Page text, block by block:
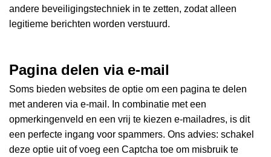
andere beveiligingstechniek in te zetten, zodat alleen
legitieme berichten worden verstuurd.
Pagina delen via e-mail
Soms bieden websites de optie om een pagina te delen
met anderen via e-mail. In combinatie met een
opmerkingenveld en een vrij te kiezen e-mailadres, is dit
een perfecte ingang voor spammers. Ons advies: schakel
deze optie uit of voeg een Captcha toe om misbruik te